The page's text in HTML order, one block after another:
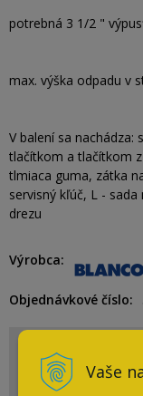
Vaše
potrebná 3 1/2 "
max. výška odpadu v
V balení sa nachádza:
tlačítkom a tlačítkom
tlmiaca guma, zátka
servisný kľúč, L -
drezu
Výrobca
Objednávkové číslo